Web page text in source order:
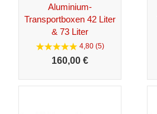
Aluminium-
Transportboxen 42 Liter
& 73 Liter
4,80 (5)
160,00 €